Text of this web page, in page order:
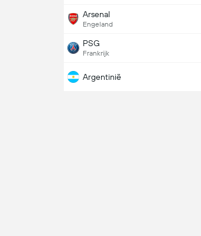
Arsenal
Engeland
PSG
Frankrijk
Argentinië